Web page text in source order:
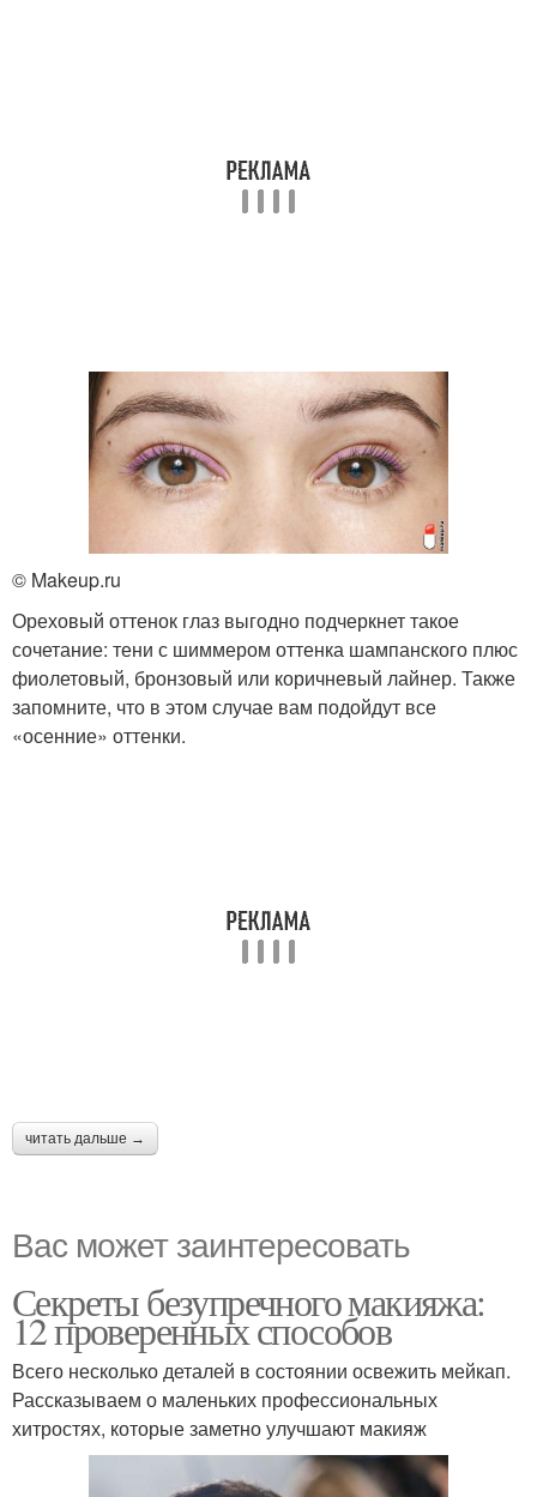
© Makeup.ru
Ореховый оттенок глаз выгодно подчеркнет такое
сочетание: тени с шиммером оттенка шампанского плюс
фиолетовый, бронзовый или коричневый лайнер. Также
запомните, что в этом случае вам подойдут все
«осенние» оттенки.
читать дальше →
Вас может заинтересовать
Секреты безупречного макияжа:
12 проверенных способов
Всего несколько деталей в состоянии освежить мейкап.
Рассказываем о маленьких профессиональных
хитростях, которые заметно улучшают макияж